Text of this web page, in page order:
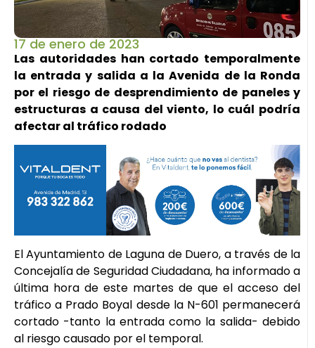
17 de enero de 2023
Las autoridades han cortado temporalmente
la entrada y salida a la Avenida de la Ronda
por el riesgo de desprendimiento de paneles y
estructuras a causa del viento, lo cuál podría
afectar al tráfico rodado
El Ayuntamiento de Laguna de Duero, a través de la
Concejalía de Seguridad Ciudadana, ha informado a
última hora de este martes de que el acceso del
tráfico a Prado Boyal desde la N-601 permanecerá
cortado -tanto la entrada como la salida- debido
al riesgo causado por el temporal.